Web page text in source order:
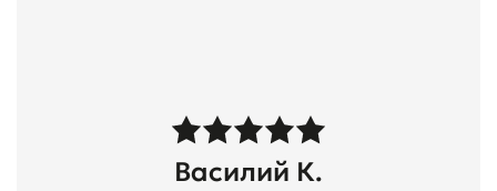
Василий К.